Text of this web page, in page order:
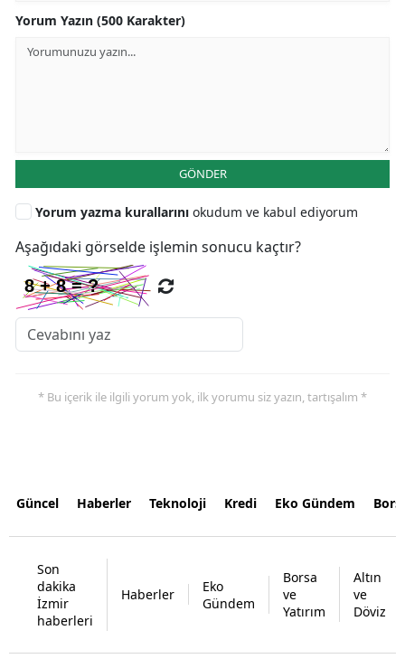
Yorum Yazın (500 Karakter)
GÖNDER
Yorum yazma kurallarını okudum ve kabul ediyorum
Aşağıdaki görselde işlemin sonucu kaçtır?
* Bu içerik ile ilgili yorum yok, ilk yorumu siz yazın, tartışalım *
Güncel Haberler Teknoloji Kredi Eko Gündem
Son
dakika
İzmir
haberleri
Haberler
Eko
Gündem
Borsa
ve
Yatırım
Altın
ve
Döviz